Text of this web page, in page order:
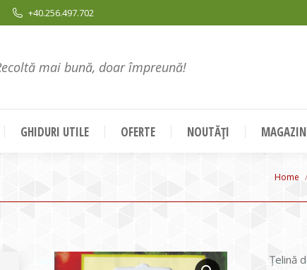
+40.256.497.702
mai bună, doar împreună!
GHIDURI UTILE OFERTE NOUTĂȚI
You
Home
Ţelină